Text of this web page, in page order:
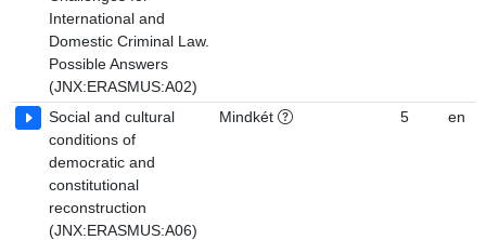
International and
Domestic Criminal Law.
Possible Answers
(JNX:ERASMUS:A02)
Social and cultural
conditions of
democratic and
constitutional
reconstruction
(JNX:ERASMUS:A06)
Mindkét 5 en